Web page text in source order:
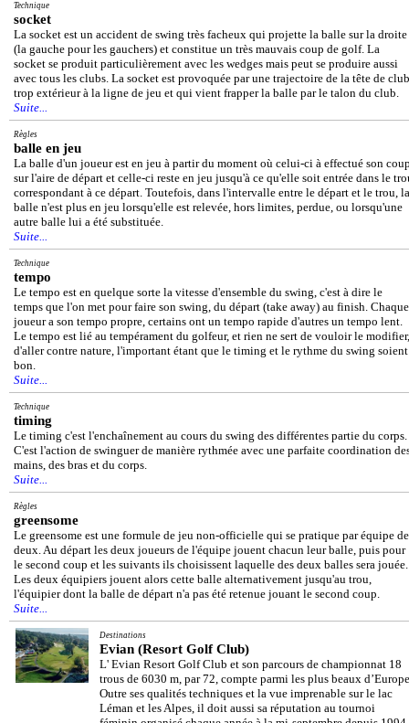
Technique
socket
La socket est un accident de swing très facheux qui projette la balle sur la droite
(la gauche pour les gauchers) et constitue un très mauvais coup de golf. La
socket se produit particulièrement avec les wedges mais peut se produire aussi
avec tous les clubs. La socket est provoquée par une trajectoire de la tête de club
trop extérieur à la ligne de jeu et qui vient frapper la balle par le talon du club.
Suite...
Règles
balle en jeu
La balle d'un joueur est en jeu à partir du moment où celui-ci à effectué son
sur l'aire de départ et celle-ci reste en jeu jusqu'à ce qu'elle soit entrée dans le
correspondant à ce départ. Toutefois, dans l'intervalle entre le départ et le trou, la
balle n'est plus en jeu lorsqu'elle est relevée, hors limites, perdue, ou lorsqu'une
autre balle lui a été substituée.
Suite...
Technique
tempo
Le tempo est en quelque sorte la vitesse d'ensemble du swing, c'est à dire le
temps que l'on met pour faire son swing, du départ (take away) au finish. Chaque
joueur a son tempo propre, certains ont un tempo rapide d'autres un tempo lent.
Le tempo est lié au tempérament du golfeur, et rien ne sert de vouloir le modifier,
d'aller contre nature, l'important étant que le timing et le rythme du swing soient
bon.
Suite...
Technique
timing
Le timing c'est l'enchaînement au cours du swing des différentes partie du corps.
C'est l'action de swinguer de manière rythmée avec une parfaite coordination
mains, des bras et du corps.
Suite...
Règles
greensome
Le greensome est une formule de jeu non-officielle qui se pratique par équipe de
deux. Au départ les deux joueurs de l'équipe jouent chacun leur balle, puis pour
le second coup et les suivants ils choisissent laquelle des deux balles sera jouée.
Les deux équipiers jouent alors cette balle alternativement jusqu'au trou,
l'équipier dont la balle de départ n'a pas été retenue jouant le second coup.
Suite...
Destinations
Evian (Resort Golf Club)
L' Evian Resort Golf Club et son parcours de championnat 18
trous de 6030 m, par 72, compte parmi les plus beaux
Outre ses qualités techniques et la vue imprenable sur le lac
Léman et les Alpes, il doit aussi sa réputation au tournoi